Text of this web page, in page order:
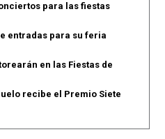
para las fiestas
entradas para su feria
en las Fiestas de
recibe el Premio Siete